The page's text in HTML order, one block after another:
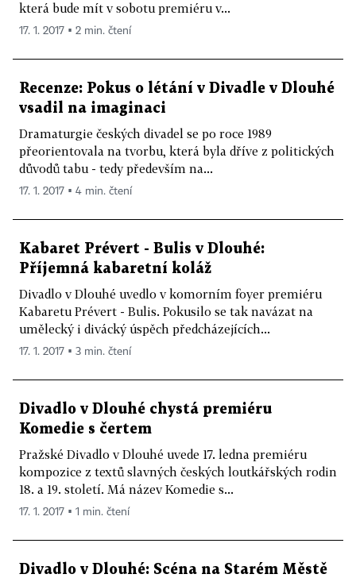
která bude mít v sobotu premiéru v...
17. 1. 2017 ▪ 2 min. čtení
Recenze: Pokus o létání v Divadle v Dlouhé
vsadil na imaginaci
Dramaturgie českých divadel se po roce 1989
přeorientovala na tvorbu, která byla dříve z politických
důvodů tabu - tedy především na...
17. 1. 2017 ▪ 4 min. čtení
Kabaret Prévert - Bulis v Dlouhé:
Příjemná kabaretní koláž
Divadlo v Dlouhé uvedlo v komorním foyer premiéru
Kabaretu Prévert - Bulis. Pokusilo se tak navázat na
umělecký i divácký úspěch předcházejících...
17. 1. 2017 ▪ 3 min. čtení
Divadlo v Dlouhé chystá premiéru
Komedie s čertem
Pražské Divadlo v Dlouhé uvede 17. ledna premiéru
kompozice z textů slavných českých loutkářských rodin
18. a 19. století. Má název Komedie s...
17. 1. 2017 ▪ 1 min. čtení
Divadlo v Dlouhé: Scéna na Starém Městě